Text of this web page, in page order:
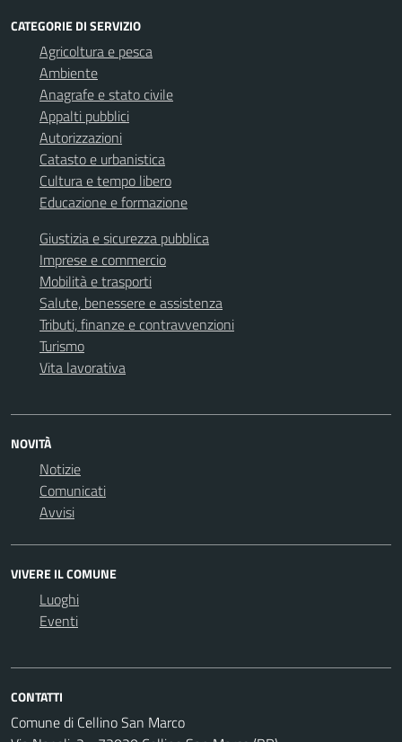
CATEGORIE DI SERVIZIO
Agricoltura e pesca
Ambiente
Anagrafe e stato civile
Appalti pubblici
Autorizzazioni
Catasto e urbanistica
Cultura e tempo libero
Educazione e formazione
Giustizia e sicurezza pubblica
Imprese e commercio
Mobilità e trasporti
Salute, benessere e assistenza
Tributi, finanze e contravvenzioni
Turismo
Vita lavorativa
NOVITÀ
Notizie
Comunicati
Avvisi
VIVERE IL COMUNE
Luoghi
Eventi
CONTATTI
Comune di Cellino San Marco